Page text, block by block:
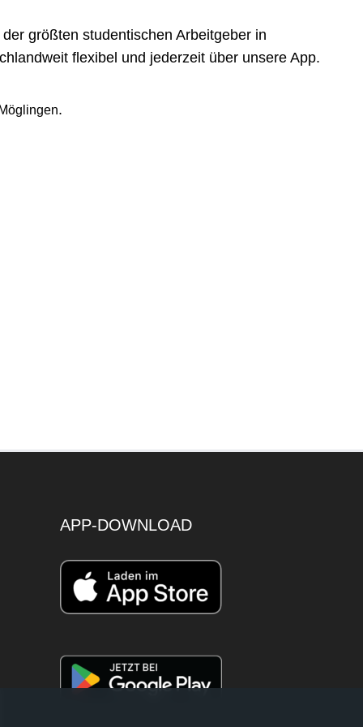
größten studentischen Arbeitgeber in
flexibel und jederzeit über unsere App.
Möglingen.
APP-DOWNLOAD